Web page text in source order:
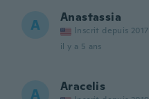
A Anastassia
Inscrit depuis 2017
il y a 5 ans
A Aracelis